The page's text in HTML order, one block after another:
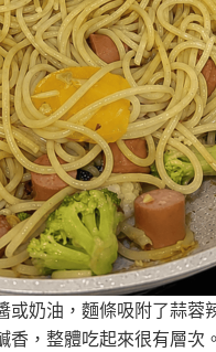
奶油，麵條吸附了蒜蓉
，整體吃起來很有層次。